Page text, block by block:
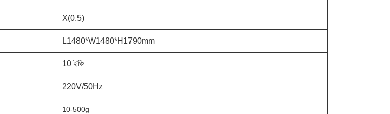
X(0.5)
L1480*W1480*H1790mm
10 ইঞ্চি
220V/50Hz
10-500g